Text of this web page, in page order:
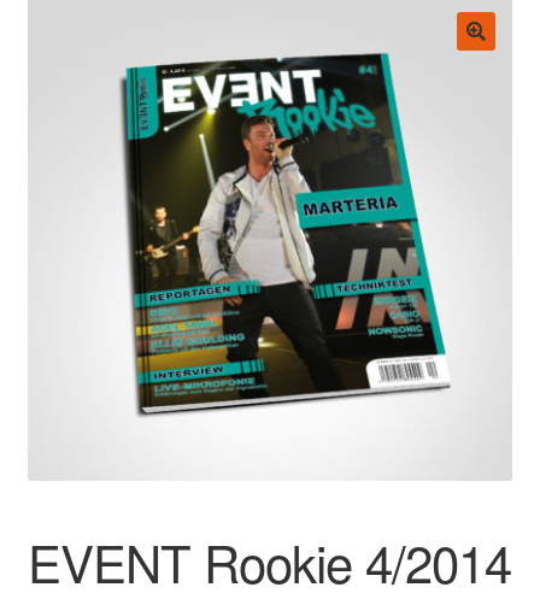
Fachbücher
EVENT Rookie 4/2014